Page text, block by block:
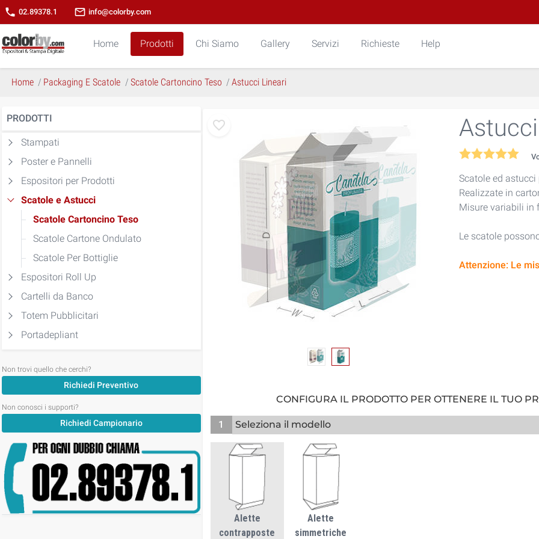
phone 02.89378.1 mail_outline info@colorby.com
Home Prodotti Chi Siamo Gallery Servizi Richieste Help
Home Packaging E Scatole Scatole Cartoncino Teso Astucci Lineari
PRODOTTI
Stampati
Poster e Pannelli
Espositori per Prodotti
Scatole e Astucci
Scatole Cartoncino Teso
Scatole Cartone Ondulato
Scatole Per Bottiglie
Espositori Roll Up
Cartelli da Banco
Totem Pubblicitari
Portadepliant
Non trovi quello che cerchi?
Richiedi Preventivo
Non conosci i supporti?
Richiedi Campionario
Scatole ed
Realizzate in
Misure variabili in
Le scatole
Attenzione: Le
CONFIGURA IL PRODOTTO PER OTTENERE IL TUO
1 Seleziona il modello
Alette
contrapposte
Alette
simmetriche